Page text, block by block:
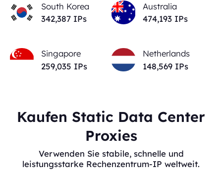
South Korea
342,387 IPs
Australia
474,193 IPs
Singapore
259,035 IPs
Netherlands
148,569 IPs
Kaufen Static Data Center
Proxies
Verwenden Sie stabile, schnelle und
leistungsstarke Rechenzentrum-IP weltweit.